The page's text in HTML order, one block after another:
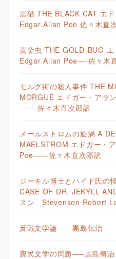
黒猫 THE BLACK CAT エ
Edgar Allan Poe 佐々木直
黄金虫 THE GOLD-BUG
Edgar Allan Poe—-佐々木
モルグ街の殺人事件 THE
MORGUE エドガー・ア
——-佐々木直次郎訳
メールストロムの旋渦 A
MAELSTROM エドガー・
Poe——佐々木直次郎訳
ジーキル博士とハイド氏の
CASE OF DR. JEKYLL
スン Stevenson Robert
反戦文学論——黒島伝治
農民文学の問題—–黒島傳治